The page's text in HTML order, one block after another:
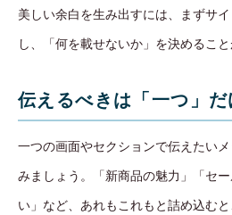
美しい余白を生み出すには、まずサ
し、「何を載せないか」を決めること
伝えるべきは「一つ」だ
一つの画面やセクションで伝えたい
みましょう。「新商品の魅力」「セ
い」など、あれもこれもと詰め込む